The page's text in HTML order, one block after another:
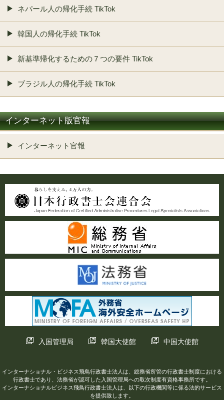
ネパール人の帰化手続 TikTok
韓国人の帰化手続 TikTok
新基準帰化するための７つの要件 TikTok
ブラジル人の帰化手続 TikTok
インターネット版官報
インターネット官報
入国管理局 韓国大使館 中国大使館
インターナショナル・ビジネス飛鳥行政書士法人は、総務省所管の行政書士制度における
行政書士であり、法務省が認可した入国管理局への取次制度有資格事務所です。
インターナショナルビジネス飛鳥行政書士法人は、以下の行政機関等に係る法的サービス
を提供致します。